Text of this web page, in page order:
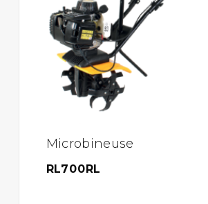
Microbineuse
RL700RL